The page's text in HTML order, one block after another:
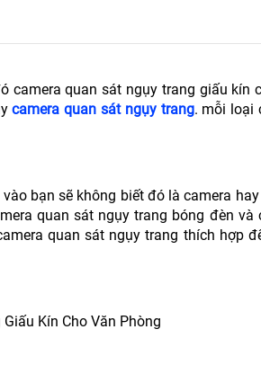
camera quan sát ngụy trang giấu kín
camera quan sát ngụy trang. mỗi loại
bạn sẽ không biết đó là camera
quan sát ngụy trang bóng đèn và
quan sát ngụy trang thích hợp
Kín Cho Văn Phòng